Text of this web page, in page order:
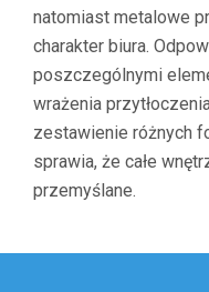
natomiast metalowe
charakter biura.
poszczególnymi
wrażenia
zestawienie różnych
sprawia, że całe
przemyślane.